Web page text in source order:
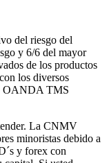
del riesgo del
y 6/6 del mayor
de los productos
los diversos
OANDA TMS
La CNMV
minoristas debido a
y forex con